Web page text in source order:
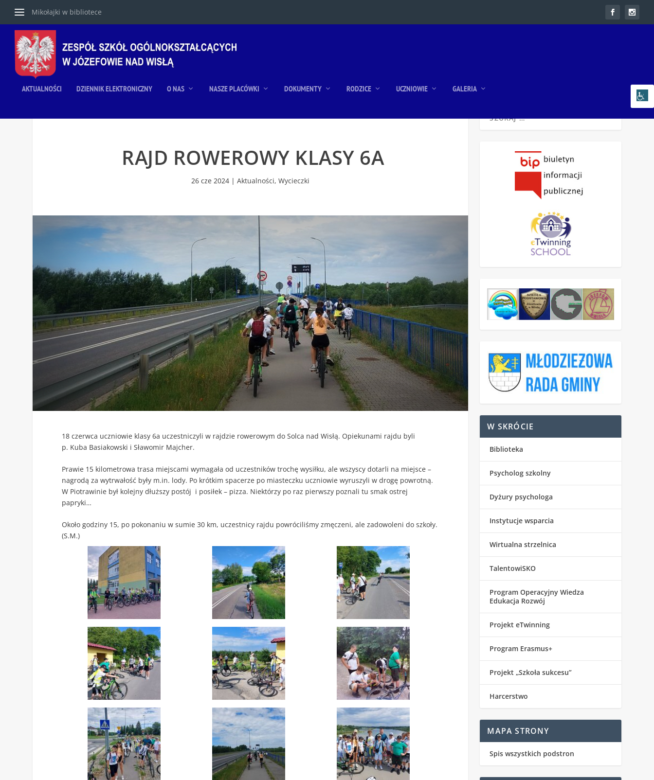
Mikołajki w bibliotece
AKTUALNOŚCI DZIENNIK ELEKTRONICZNY O NAS NASZE PLACÓWKI DOKUMENTY RODZICE UCZNIOWIE GALERIA
RAJD ROWEROWY KLASY 6A
26 cze 2024 |Aktualności,Wycieczki
18 czerwca uczniowie klasy 6a uczestniczyli w rajdzie rowerowym do Solca nad Wisłą. Opiekunami rajdu byli
p. Kuba Basiakowski i Sławomir Majcher.
Prawie 15 kilometrowa trasa miejscami wymagała od uczestników trochę wysiłku, ale wszyscy dotarli na miejsce –
nagrodą za wytrwałość były m.in. lody. Po krótkim spacerze po miasteczku uczniowie wyruszyli w drogę powrotną.
W Piotrawinie był kolejny dłuższy postój i posiłek – pizza. Niektórzy po raz pierwszy poznali tu smak ostrej
papryki…
Około godziny 15, po pokonaniu w sumie 30 km, uczestnicy rajdu powróciliśmy zmęczeni, ale zadowoleni do szkoły.
(S.M.)
W SKRÓCIE
Biblioteka
Psycholog szkolny
Dyżury psychologa
Instytucje wsparcia
Wirtualna strzelnica
TalentowiSKO
Program Operacyjny Wiedza
Edukacja Rozwój
Projekt eTwinning
Program Erasmus+
Projekt „Szkoła sukcesu”
Harcerstwo
MAPA STRONY
Spis wszystkich podstron